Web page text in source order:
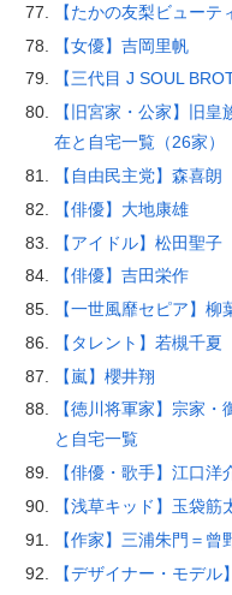
【たかの友梨ビュー
【女優】吉岡里帆
【三代目 J SOUL
【旧宮家・公家】旧
在と自宅一覧（26家）
【自由民主党】森喜朗
【俳優】大地康雄
【アイドル】松田聖子
【俳優】吉田栄作
【一世風靡セピア】柳
【タレント】若槻千夏
【嵐】櫻井翔
【徳川将軍家】宗家
と自宅一覧
【俳優・歌手】江口洋
【浅草キッド】玉袋筋
【作家】三浦朱門＝曾
【デザイナー・モデ